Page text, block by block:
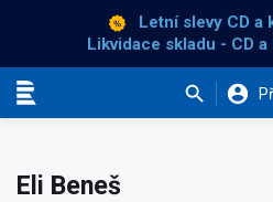
Letní slevy CD a
Likvidace skladu - CD a
Eli Beneš